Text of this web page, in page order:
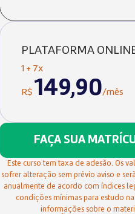
PLATAFORMA
1 + 7x
R$ 149,90/mês
FAÇA SUA
Este curso tem taxa de adesão. Os
sofrer alteração sem prévio aviso e
anualmente de acordo com índices
condições mínimas para estudo
informações sobre o